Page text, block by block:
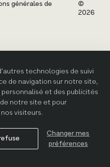
technologies de suivi
de navigation sur notre site,
et des publicités
notre site et pour
visiteurs.
Changer mes
préférences
générales de
©️
2026